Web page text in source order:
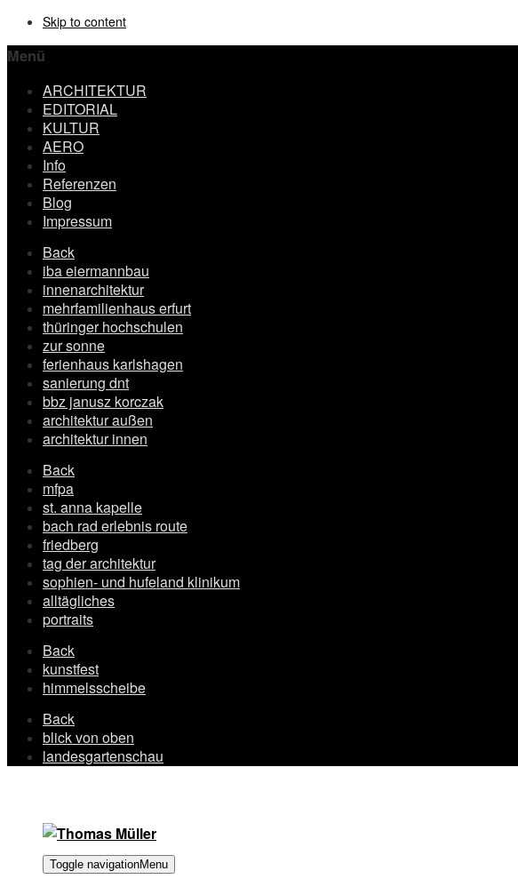
Skip to content
Menü
ARCHITEKTUR
EDITORIAL
KULTUR
AERO
Info
Referenzen
Blog
Impressum
Back
iba eiermannbau
innenarchitektur
mehrfamilienhaus erfurt
thüringer hochschulen
zur sonne
ferienhaus karlshagen
sanierung dnt
bbz janusz korczak
architektur außen
architektur innen
Back
mfpa
st. anna kapelle
bach rad erlebnis route
friedberg
tag der architektur
sophien- und hufeland klinikum
alltägliches
portraits
Back
kunstfest
himmelsscheibe
Back
blick von oben
landesgartenschau
Toggle navigationMenu